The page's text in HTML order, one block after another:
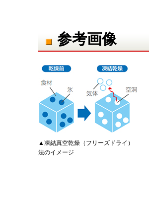
参考画像
▲凍結真空乾燥（フリーズドライ）
法のイメージ